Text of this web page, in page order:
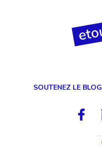
SOUTENEZ LE BLOG